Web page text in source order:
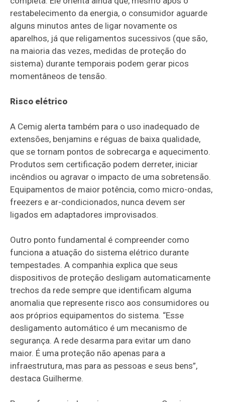
restabelecimento da energia, o consumidor aguarde
alguns minutos antes de ligar novamente os
aparelhos, já que religamentos sucessivos (que são,
na maioria das vezes, medidas de proteção do
sistema) durante temporais podem gerar picos
momentâneos de tensão.
Risco elétrico
A Cemig alerta também para o uso inadequado de
extensões, benjamins e réguas de baixa qualidade,
que se tornam pontos de sobrecarga e aquecimento.
Produtos sem certificação podem derreter, iniciar
incêndios ou agravar o impacto de uma sobretensão.
Equipamentos de maior potência, como micro-ondas,
freezers e ar-condicionados, nunca devem ser
ligados em adaptadores improvisados.
Outro ponto fundamental é compreender como
funciona a atuação do sistema elétrico durante
tempestades. A companhia explica que seus
dispositivos de proteção desligam automaticamente
trechos da rede sempre que identificam alguma
anomalia que represente risco aos consumidores ou
aos próprios equipamentos do sistema. “Esse
desligamento automático é um mecanismo de
segurança. A rede desarma para evitar um dano
maior. É uma proteção não apenas para a
infraestrutura, mas para as pessoas e seus bens”,
destaca Guilherme.